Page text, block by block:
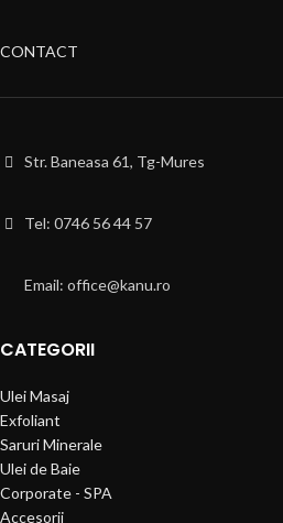
CONTACT
Str. Baneasa 61, Tg-Mures
Tel: 0746 56 44 57
Email: office@kanu.ro
CATEGORII
Ulei Masaj
Exfoliant
Saruri Minerale
Ulei de Baie
Corporate - SPA
Accesorii